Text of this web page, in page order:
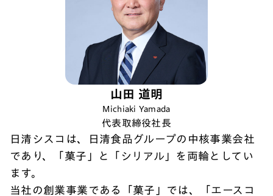
山田 道明
Michiaki Yamada
代表取締役社長
日清シスコは、日清食品グループの中核事業会社
であり、「菓子」と「シリアル」を両輪としてい
ます。
当社の創業事業である「菓子」では、「エースコ